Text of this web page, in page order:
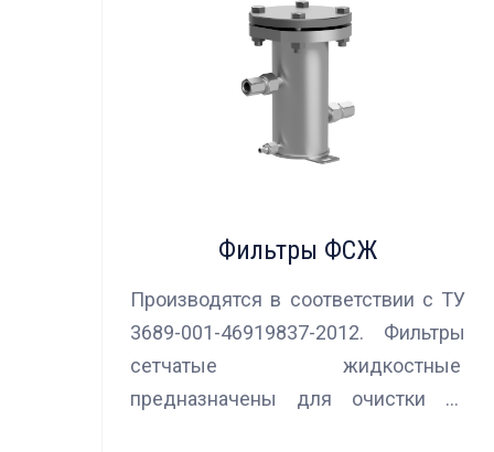
Фильтры ФСЖ
Производятся в соответствии с ТУ
3689-001-46919837-2012. Фильтры
сетчатые жидкостные
предназначены для очистки от